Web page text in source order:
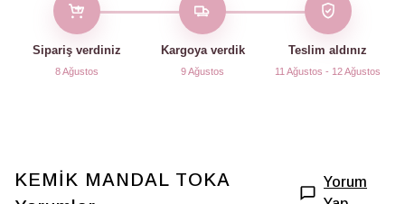
Sipariş verdiniz
8 Ağustos
Kargoya verdik
9 Ağustos
Teslim aldınız
11 Ağustos - 12 Ağustos
KEMİK MANDAL TOKA
Yorum